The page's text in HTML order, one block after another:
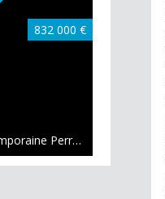
832 000 €
Maison contemporaine Perros-Guirec